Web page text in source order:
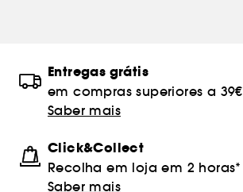
Entregas grátis
em compras superiores a 39€
Saber mais
Click&Collect
Recolha em loja em 2 horas*
Saber mais